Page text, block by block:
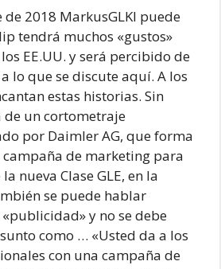
2018 MarkusGLKI puede
tendrá muchos «gustos»
EE.UU. y será percibido de
lo que se discute aquí. A los
estas historias. Sin
de un cortometraje
por Daimler AG, que forma
de marketing para
nueva Clase GLE, en la
se puede hablar
y no se debe
como … «Usted da a los
con una campaña de